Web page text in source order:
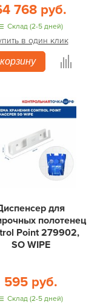
768 руб.
Склад (2-5 дней)
в один клик
для
полотенец
Point 279902,
SO WIPE
595 руб.
Склад (2-5 дней)